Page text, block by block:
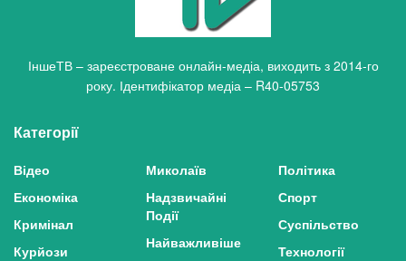
ІншеТВ – зареєстроване онлайн-медіа, виходить з 2014-го
року. Ідентифікатор медіа – R40-05753
Категорії
Відео
Економіка
Кримінал
Курйози
Миколаїв
Надзвичайні
Події
Найважливіше
Політика
Спорт
Суспільство
Технології